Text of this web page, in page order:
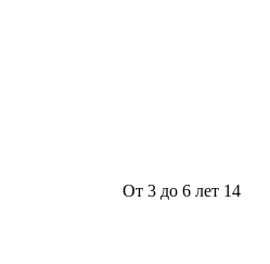
От 3 до 6 лет 14